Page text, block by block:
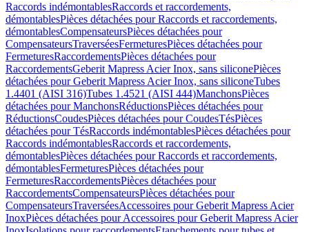
Raccords indémontablesRaccords et raccordements,
démontablesPièces détachées pour Raccords et raccordements,
démontablesCompensateursPièces détachées pour
CompensateursTraverséesFermeturesPièces détachées pour
FermeturesRaccordementsPièces détachées pour
RaccordementsGeberit Mapress Acier Inox, sans siliconePièces
détachées pour Geberit Mapress Acier Inox, sans siliconeTubes
1.4401 (AISI 316)Tubes 1.4521 (AISI 444)ManchonsPièces
détachées pour ManchonsRéductionsPièces détachées pour
RéductionsCoudesPièces détachées pour CoudesTésPièces
détachées pour TésRaccords indémontablesPièces détachées pour
Raccords indémontablesRaccords et raccordements,
démontablesPièces détachées pour Raccords et raccordements,
démontablesFermeturesPièces détachées pour
FermeturesRaccordementsPièces détachées pour
RaccordementsCompensateursPièces détachées pour
CompensateursTraverséesAccessoires pour Geberit Mapress Acier
InoxPièces détachées pour Accessoires pour Geberit Mapress Acier